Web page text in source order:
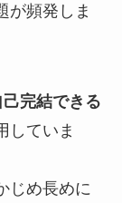
が頻発しま
完結できる
していま
じめ長めに